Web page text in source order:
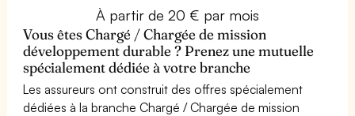
À partir de 20 € par mois
Vous êtes Chargé / Chargée de mission
développement durable ? Prenez une mutuelle
spécialement dédiée à votre branche
Les assureurs ont construit des offres spécialement
dédiées à la branche Chargé / Chargée de mission